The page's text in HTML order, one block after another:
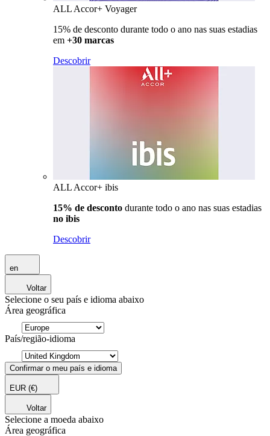
ALL Accor+ Voyager
15% de desconto durante todo o ano nas suas estadias
em +30 marcas
Descobrir
ALL Accor+ ibis
15% de desconto durante todo o ano nas suas estadias
no ibis
Descobrir
en
Voltar
Selecione o seu país e idioma abaixo
Área geográfica
País/região-idioma
Confirmar o meu país e idioma
EUR (€)
Voltar
Selecione a moeda abaixo
Área geográfica